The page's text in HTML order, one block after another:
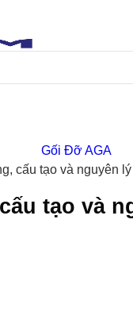
Gối Đỡ AGA
cấu tạo và nguyên
tạo và